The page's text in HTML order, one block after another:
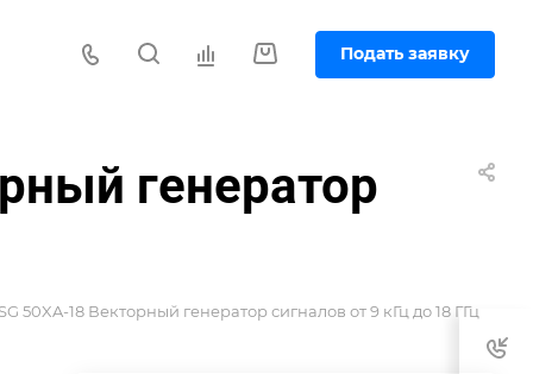
Подать заявку
генератор
50XA-18 Векторный генератор сигналов от 9 кГц до 18 ГГц